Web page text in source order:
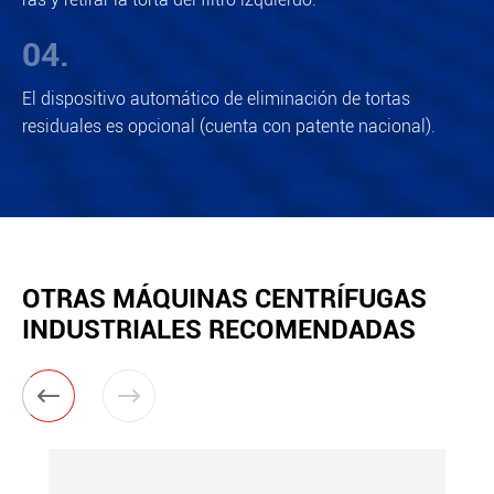
04.
El dispositivo automático de eliminación de tortas
residuales es opcional (cuenta con patente nacional).
OTRAS MÁQUINAS CENTRÍFUGAS
INDUSTRIALES RECOMENDADAS
 